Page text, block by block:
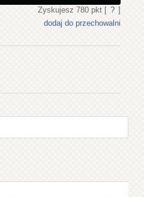
Zyskujesz 780pkt [ ? ]
dodaj do przechowalni
kosztów płatności